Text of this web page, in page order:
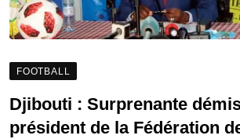
FOOTBALL
Djibouti : Surprenante
président de la Fédération